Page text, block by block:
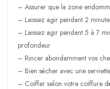
– Assurer que la zone
– Laissez agir pendant 2
– Laissez agir pendant 5 à 7
profondeur
– Rincer abondamment vos
– Bien sécher avec une serviette
– Coiffer selon votre coiffure